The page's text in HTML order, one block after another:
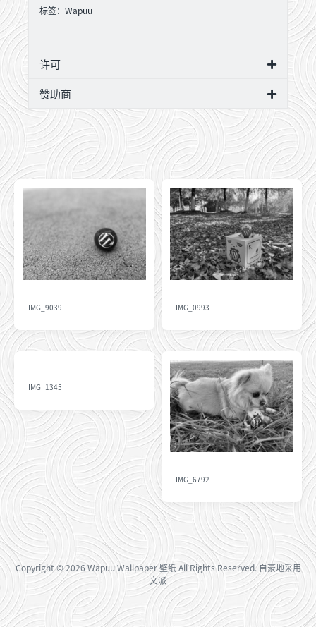
标签： Wapuu
许可
赞助商
IMG_9039 IMG_0993
IMG_1345
IMG_6792
Copyright© 2026Wapuu Wallpaper 壁纸All Rights Reserved. 自豪地采用
文派